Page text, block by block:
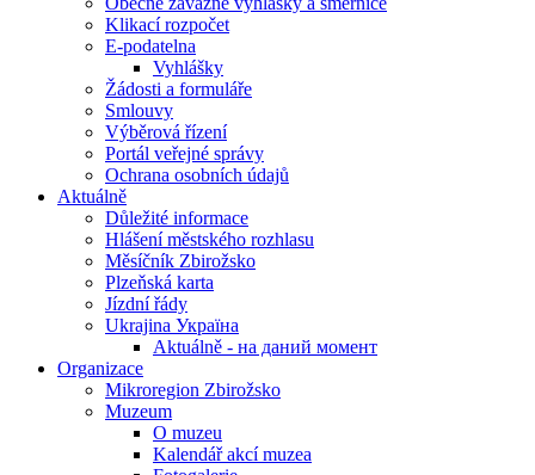
Klikací rozpočet
E-podatelna
Vyhlášky
Žádosti a formuláře
Smlouvy
Výběrová řízení
Portál veřejné správy
Ochrana osobních údajů
Aktuálně
Důležité informace
Hlášení městského rozhlasu
Měsíčník Zbirožsko
Plzeňská karta
Jízdní řády
Ukrajina Україна
Aktuálně - на даний момент
Organizace
Mikroregion Zbirožsko
Muzeum
O muzeu
Kalendář akcí muzea